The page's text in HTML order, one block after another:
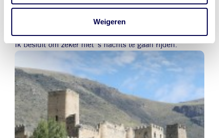
Weigeren
komen zitten en te helpen opletten. Na een paar keer
weiger ik dit, want het is niet goed voor mijn hartslag.
Ik besluit om zeker niet ’s nachts te gaan rijden.